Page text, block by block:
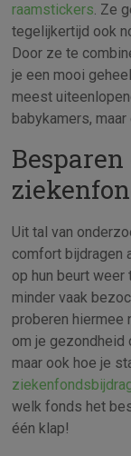
raamstickers. Ze
tegelijkertijd ook
Door ze te
je een mooi
meest
babykamers,
Besparen
Uit tal van
comfort bijdragen
op hun beurt
minder vaak
proberen hiermee
om je gezondheid
maar ook hoe je
welk fonds het
één klap!